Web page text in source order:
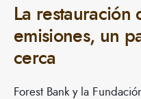
La restauración
emisiones, un
cerca
Forest Bank y la